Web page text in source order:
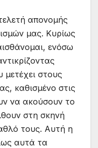
απονομής
μας. Κυρίως
ενόσω
στους
καθισμένο στις
να ακούσουν το
στη σκηνή
τους. Αυτή η
αυτά τα